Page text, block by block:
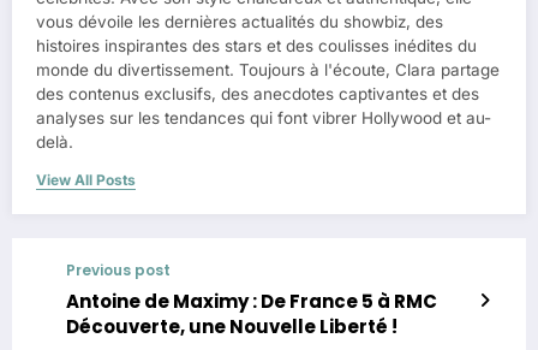
vous dévoile les dernières actualités du showbiz, des
histoires inspirantes des stars et des coulisses inédites du
monde du divertissement. Toujours à l'écoute, Clara partage
des contenus exclusifs, des anecdotes captivantes et des
analyses sur les tendances qui font vibrer Hollywood et au-
delà.
View All Posts
Previous post
Antoine de Maximy : De France 5 à RMC
Découverte, une Nouvelle Liberté !